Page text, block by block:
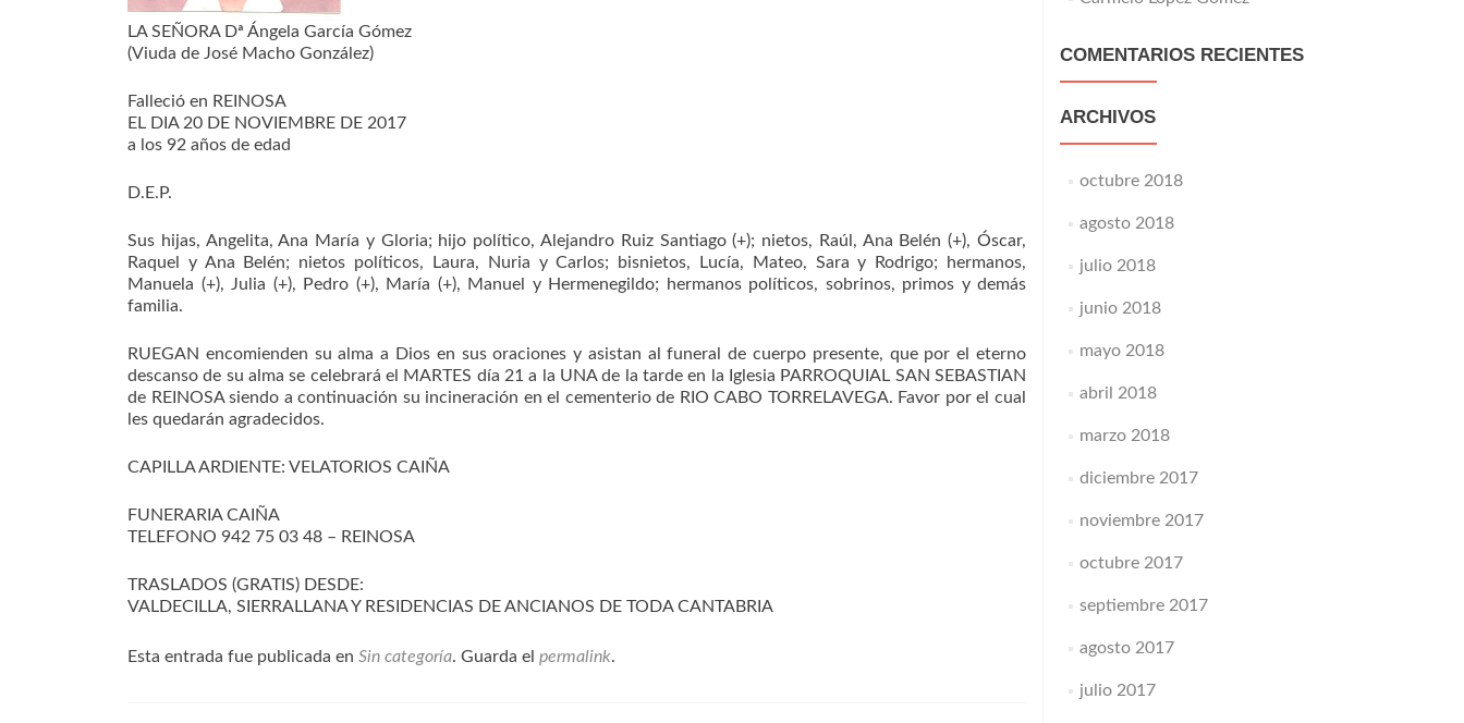
LA SEÑORA Dª Ángela García Gómez
(Viuda de José Macho González)
Falleció en REINOSA
EL DIA 20 DE NOVIEMBRE DE 2017
a los 92 años de edad
D.E.P.
Sus hijas, Angelita, Ana María y Gloria; hijo político, Alejandro Ruiz Santiago (+); nietos, Raúl, Ana Belén (+), Óscar,
Raquel y Ana Belén; nietos políticos, Laura, Nuria y Carlos; bisnietos, Lucía, Mateo, Sara y Rodrigo; hermanos,
Manuela (+), Julia (+), Pedro (+), María (+), Manuel y Hermenegildo; hermanos políticos, sobrinos, primos y demás
familia.
RUEGAN encomienden su alma a Dios en sus oraciones y asistan al funeral de cuerpo presente, que por el eterno
descanso de su alma se celebrará el MARTES día 21 a la UNA de la tarde en la Iglesia PARROQUIAL SAN SEBASTIAN
de REINOSA siendo a continuación su incineración en el cementerio de RIO CABO TORRELAVEGA. Favor por el cual
les quedarán agradecidos.
CAPILLA ARDIENTE: VELATORIOS CAIÑA
FUNERARIA CAIÑA
TELEFONO 942 75 03 48 – REINOSA
TRASLADOS (GRATIS) DESDE:
VALDECILLA, SIERRALLANA Y RESIDENCIAS DE ANCIANOS DE TODA CANTABRIA
Esta entrada fue publicada en Sin categoría. Guarda el permalink.
COMENTARIOS RECIENTES
ARCHIVOS
octubre 2018
agosto 2018
julio 2018
junio 2018
mayo 2018
abril 2018
marzo 2018
diciembre 2017
noviembre 2017
octubre 2017
septiembre 2017
agosto 2017
julio 2017